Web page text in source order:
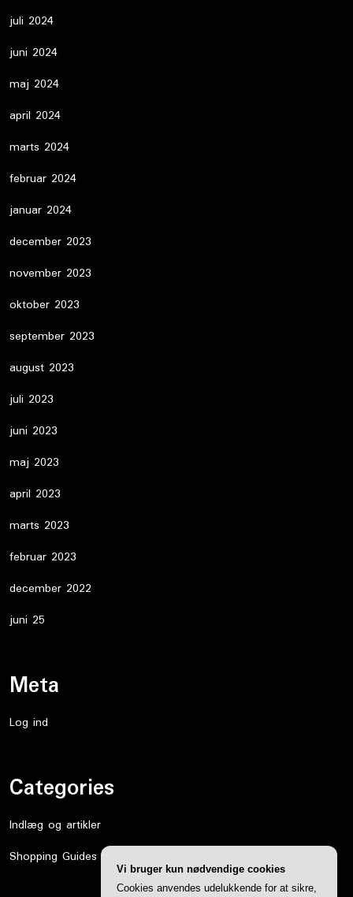
juli 2024
juni 2024
maj 2024
april 2024
marts 2024
februar 2024
januar 2024
december 2023
november 2023
oktober 2023
september 2023
august 2023
juli 2023
juni 2023
maj 2023
april 2023
marts 2023
februar 2023
december 2022
juni 25
Meta
Log ind
Categories
Indlæg og artikler
Shopping Guides
Vi bruger kun nødvendige cookies
Cookies anvendes udelukkende for at sikre,